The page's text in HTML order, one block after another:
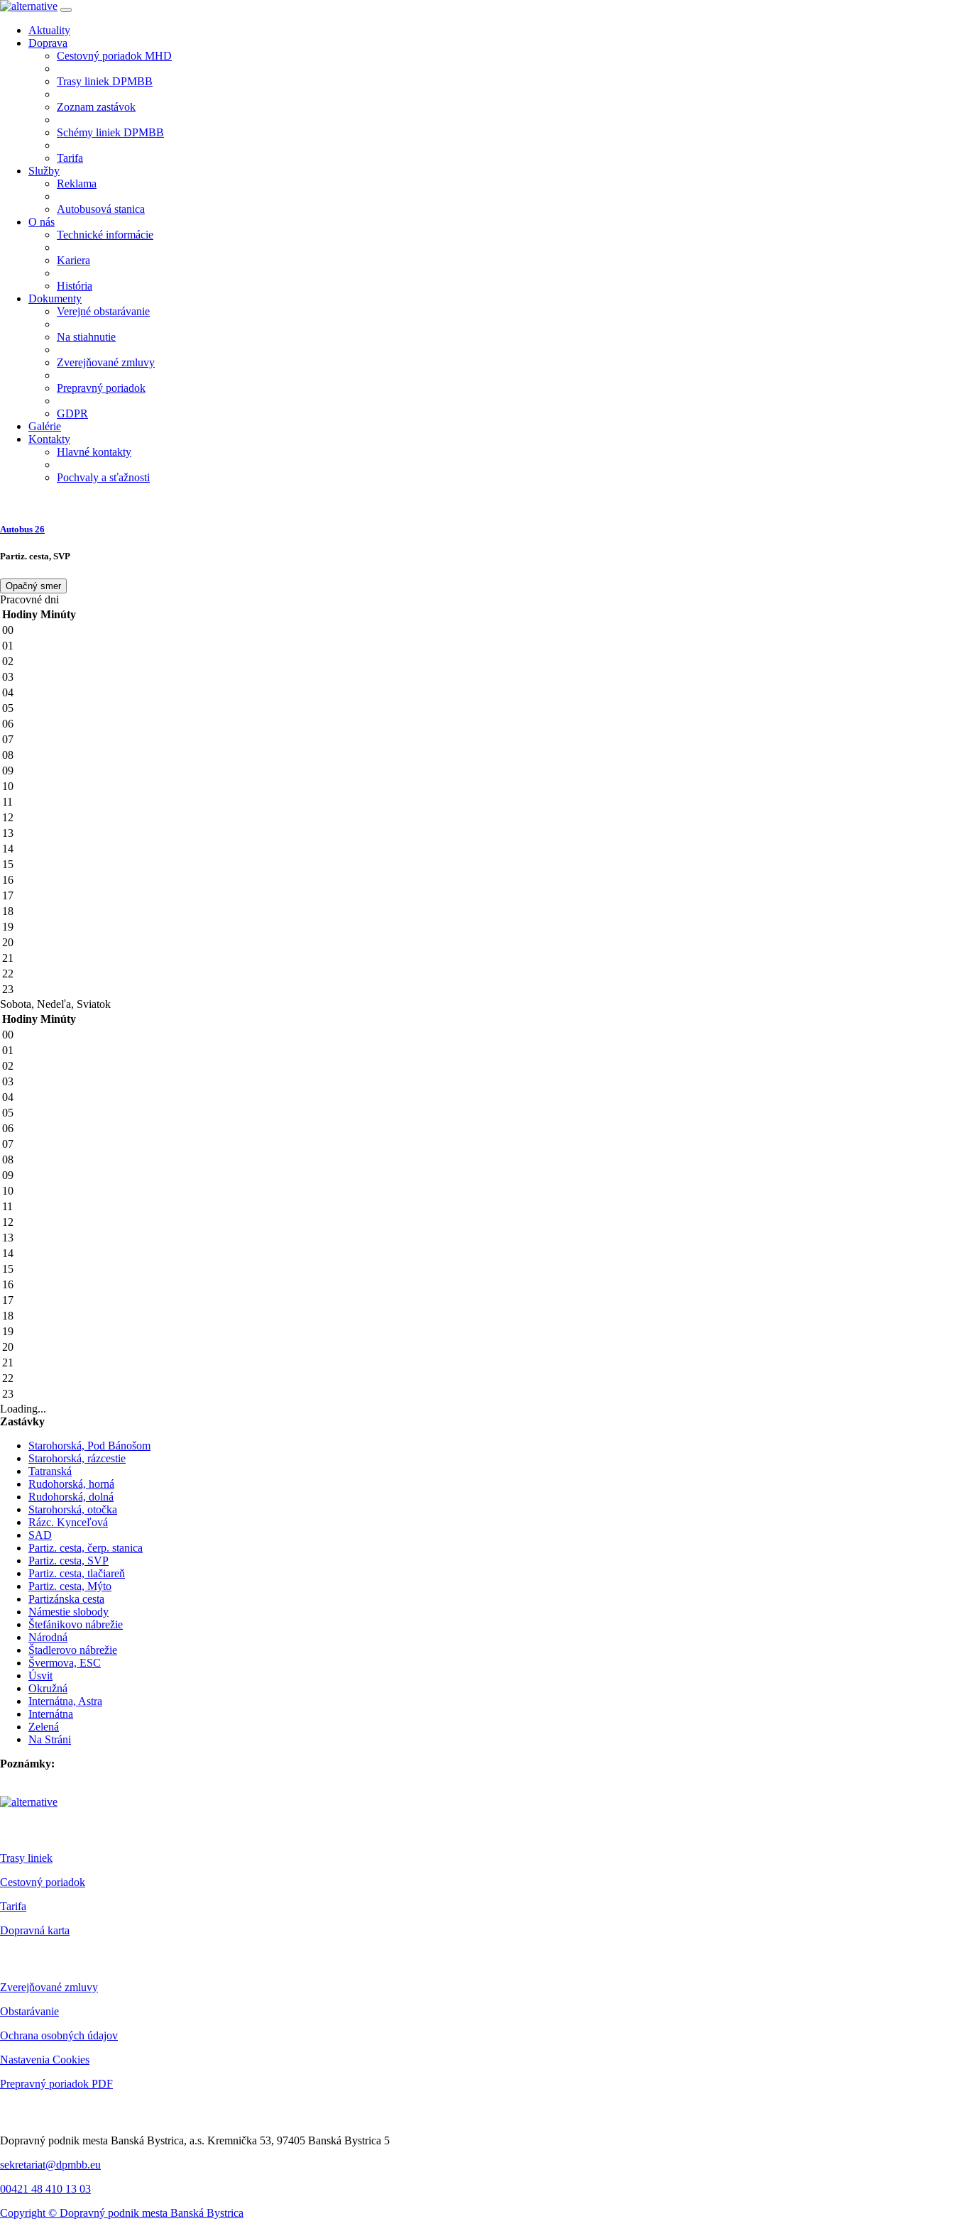
Aktuality
Doprava
Cestovný poriadok MHD
Trasy liniek DPMBB
Zoznam zastávok
Schémy liniek DPMBB
Tarifa
Služby
Reklama
Autobusová stanica
O nás
Technické informácie
Kariera
História
Dokumenty
Verejné obstarávanie
Na stiahnutie
Zverejňované zmluvy
Prepravný poriadok
GDPR
Galérie
Kontakty
Hlavné kontakty
Pochvaly a sťažnosti
Autobus 26
Partiz. cesta, SVP
Opačný smer
Pracovné dni
Hodiny Minúty
00
01
02
03
04
05
06
07
08
09
10
11
12
13
14
15
16
17
18
19
20
21
22
23
Sobota, Nedeľa, Sviatok
Hodiny Minúty
00
01
02
03
04
05
06
07
08
09
10
11
12
13
14
15
16
17
18
19
20
21
22
23
Loading...
Zastávky
Starohorská, Pod Bánošom
Starohorská, rázcestie
Tatranská
Rudohorská, horná
Rudohorská, dolná
Starohorská, otočka
Rázc. Kynceľová
SAD
Partiz. cesta, čerp. stanica
Partiz. cesta, SVP
Partiz. cesta, tlačiareň
Partiz. cesta, Mýto
Partizánska cesta
Námestie slobody
Štefánikovo nábrežie
Národná
Štadlerovo nábrežie
Švermova, ESC
Úsvit
Okružná
Internátna, Astra
Internátna
Zelená
Na Stráni
Poznámky:
Trasy liniek
Cestovný poriadok
Tarifa
Dopravná karta
Zverejňované zmluvy
Obstarávanie
Ochrana osobných údajov
Nastavenia Cookies
Prepravný poriadok PDF
Dopravný podnik mesta Banská Bystrica, a.s. Kremnička 53, 97405 Banská Bystrica 5
sekretariat@dpmbb.eu
00421 48 410 13 03
Copyright © Dopravný podnik mesta Banská Bystrica